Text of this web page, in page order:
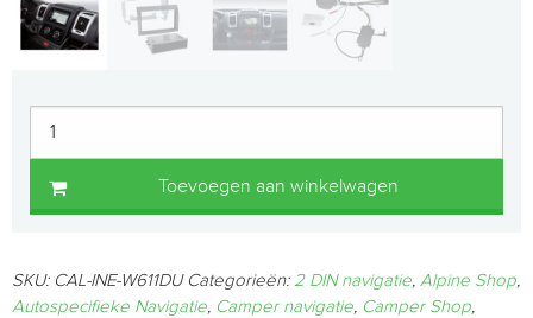
Toevoegen aan winkelwagen
SKU: CAL-INE-W611DU Categorieën: 2 DIN navigatie, Alpine Shop,
Autospecifieke Navigatie, Camper navigatie, Camper Shop,